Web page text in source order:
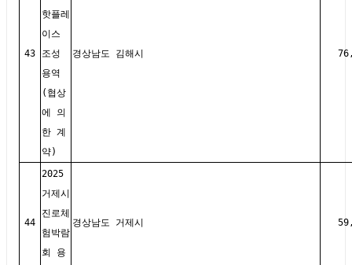
43
핫플레
이스
조성
용역
(협상
에 의
한 계
약)
경상남도 김해시
44
2025
거제시
진로체
험박람
회 용
경상남도 거제시